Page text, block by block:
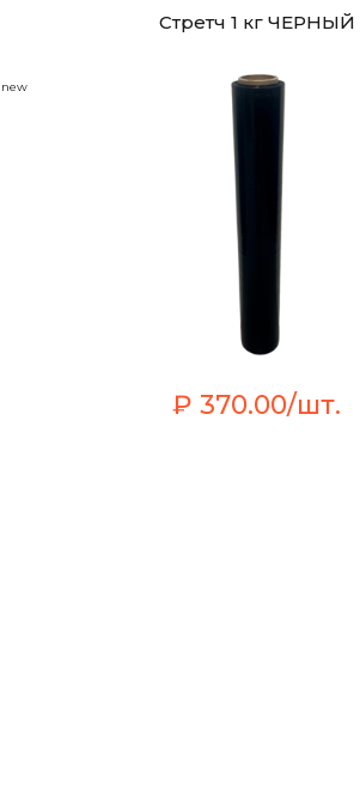
new
Стретч 1 кг ЧЕРНЫЙ
₽ 370.00/шт.